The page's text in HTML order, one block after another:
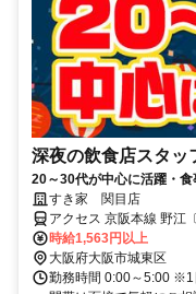
深夜の飲食店スタッ
20～30代が中心に活躍・
ぎませんか◎
すき家 関目店
アクセス 京阪本線 野江
徒歩約7分、
歩4分、1号線沿い
時給1,563円以上
大阪府大阪市城東区
勤務時間 0:00～5:00